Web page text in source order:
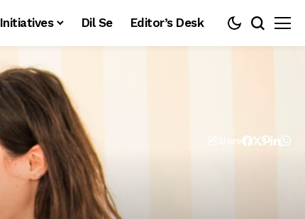
Initiatives Dil Se Editor’s Desk
Share